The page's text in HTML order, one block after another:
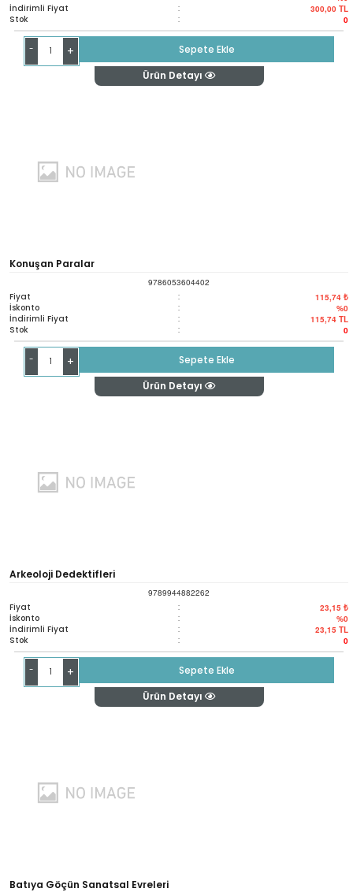
İndirimli Fiyat : 300,00 TL
Stok : 0
- +
Sepete Ekle
Ürün Detayı
Konuşan Paralar
9786053604402
Fiyat : 115,74 ₺
İskonto : %0
İndirimli Fiyat : 115,74 TL
Stok : 0
- +
Sepete Ekle
Ürün Detayı
Arkeoloji Dedektifleri
9789944882262
Fiyat : 23,15 ₺
İskonto : %0
İndirimli Fiyat : 23,15 TL
Stok : 0
- +
Sepete Ekle
Ürün Detayı
Batıya Göçün Sanatsal Evreleri